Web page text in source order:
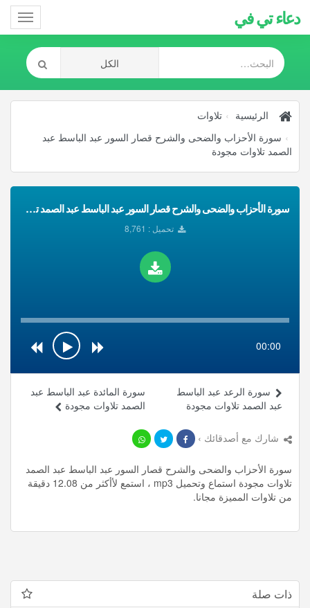
دعاء تي في
الرئيسية
تلاوات
سورة الأحزاب والضحى والشرح قصار السور عبد الباسط عبد
الصمد تلاوات مجودة
سورة الأحزاب والضحى والشرح قصار السور عبد الباسط عبد الصمد تلاوات مجودة تحميل Mp3
تحميل : 8,761
00:00
سورة المائدة عبد الباسط عبد
الصمد تلاوات مجودة
سورة الرعد عبد الباسط
عبد الصمد تلاوات مجودة
شارك مع أصدقائك ›
سورة الأحزاب والضحى والشرح قصار السور عبد الباسط عبد الصمد
تلاوات مجودة استماع وتحميل mp3 ، استمع لأأكثر من 12.08 دقيقة
من تلاوات المميزة مجانا.
ذات صلة